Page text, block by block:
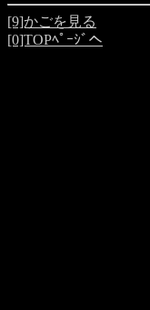
[9]かごを見る
[0]TOPﾍﾟｰｼﾞへ